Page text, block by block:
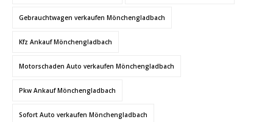
Gebrauchtwagen verkaufen Mönchengladbach
Kfz Ankauf Mönchengladbach
Motorschaden Auto verkaufen Mönchengladbach
Pkw Ankauf Mönchengladbach
Sofort Auto verkaufen Mönchengladbach